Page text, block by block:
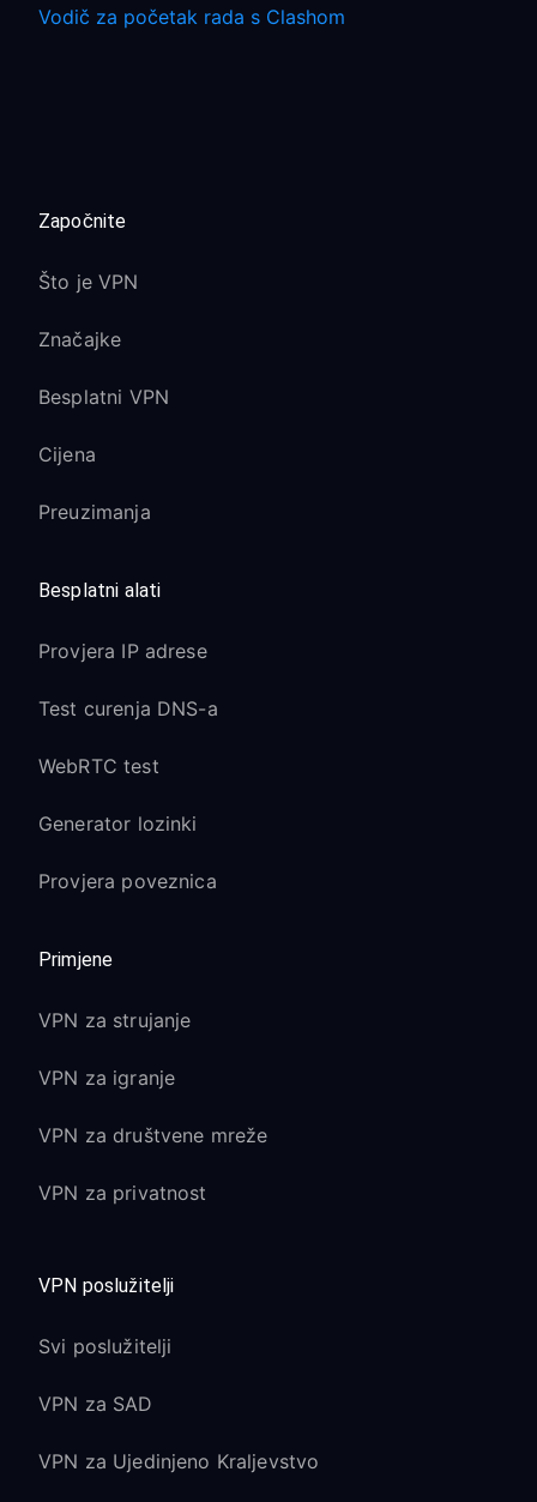
Vodič za početak rada s Clashom
Započnite
Što je VPN
Značajke
Besplatni VPN
Cijena
Preuzimanja
Besplatni alati
Provjera IP adrese
Test curenja DNS-a
WebRTC test
Generator lozinki
Provjera poveznica
Primjene
VPN za strujanje
VPN za igranje
VPN za društvene mreže
VPN za privatnost
VPN poslužitelji
Svi poslužitelji
VPN za SAD
VPN za Ujedinjeno Kraljevstvo